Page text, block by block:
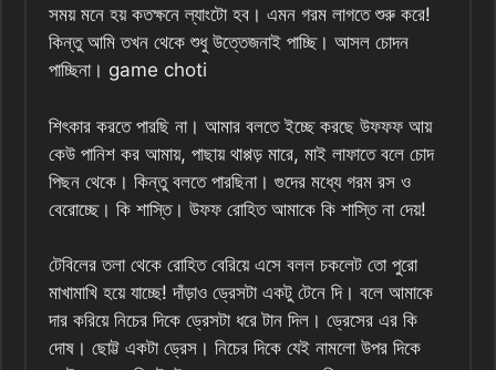
সময় মনে হয় কতক্ষনে ল্যাংটো হব। এমন গরম লাগতে শুরু করে!
কিন্তু আমি তখন থেকে শুধু উত্তেজনাই পাচ্ছি। আসল চোদন
পাচ্ছিনা। game choti
শিৎকার করতে পারছি না। আমার বলতে ইচ্ছে করছে উফফফ আয়
কেউ পানিশ কর আমায়, পাছায় থাপ্পড় মারে, মাই লাফাতে বলে চোদ
পিছন থেকে। কিন্তু বলতে পারছিনা। গুদের মধ্যে গরম রস ও
বেরোচ্ছে। কি শাস্তি। উফফ রোহিত আমাকে কি শাস্তি না দেয়!
টেবিলের তলা থেকে রোহিত বেরিয়ে এসে বলল চকলেট তো পুরো
মাখামাখি হয়ে যাচ্ছে! দাঁড়াও ড্রেসটা একটু টেনে দি। বলে আমাকে
দার করিয়ে নিচের দিকে ড্রেসটা ধরে টান দিল। ড্রেসের এর কি
দোষ। ছোট্ট একটা ড্রেস। নিচের দিকে যেই নামলো উপর দিকে